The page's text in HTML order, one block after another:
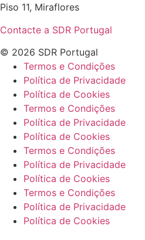
Piso 11, Miraflores
Contacte a SDR Portugal
© 2026 SDR Portugal
Termos e Condições
Política de Privacidade
Política de Cookies
Termos e Condições
Política de Privacidade
Política de Cookies
Termos e Condições
Política de Privacidade
Política de Cookies
Termos e Condições
Política de Privacidade
Política de Cookies